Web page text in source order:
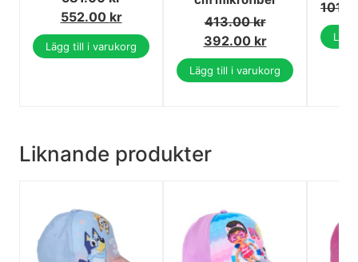
552.00 kr
Lägg till i varukorg
413.00kr
392.00 kr
Lägg till i varukorg
Liknande produkter